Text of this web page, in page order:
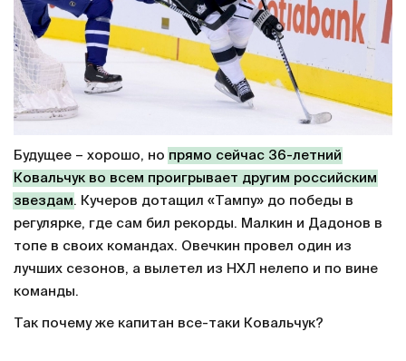
Будущее – хорошо, но прямо сейчас 36-летний
Ковальчук во всем проигрывает другим российским
звездам. Кучеров дотащил «Тампу» до победы в
регулярке, где сам бил рекорды. Малкин и Дадонов в
топе в своих командах. Овечкин провел один из
лучших сезонов, а вылетел из НХЛ нелепо и по вине
команды.
Так почему же капитан все-таки Ковальчук?